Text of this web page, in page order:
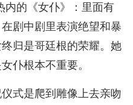
内的《女仆》：里面有
剧中剧里表演绝望和暴
归是哥廷根的荣耀。她
仆根本不重要。
式是爬到雕像上去亲吻